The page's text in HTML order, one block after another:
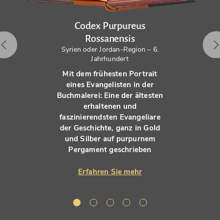
Codex Purpureus
Rossanensis
Syrien oder Jordan-Region – 6.
Jahrhundert
Mit dem frühesten Portrait
eines Evangelisten in der
Buchmalerei: Eine der ältesten
erhaltenen und
faszinierendsten Evangeliare
der Geschichte, ganz in Gold
und Silber auf purpurnem
Pergament geschrieben
Erfahren Sie mehr